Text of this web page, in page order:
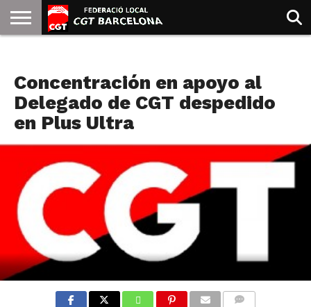
GOLDMAN
Concentración en apoyo al
Delegado de CGT despedido
en Plus Ultra